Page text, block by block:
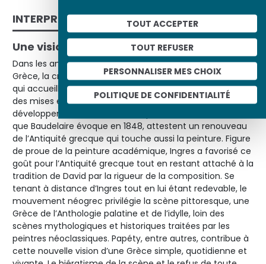
TOUT ACCEPTER
TOUT REFUSER
PERSONNALISER MES CHOIX
POLITIQUE DE CONFIDENTIALITÉ
INTERPRÉTATION
Une vision néopaïenne porteuse d’avenir
Dans les années 1840, la multiplication des voyages en
Grèce, la création de l’École française d’Athènes en 1846,
qui accueille archéologues, artistes et historiens, la vogue
des mises en scène archéologiques au théâtre, le
développement de l’école « néopaïenne » en littérature,
que Baudelaire évoque en 1848, attestent un renouveau
de l’Antiquité grecque qui touche aussi la peinture. Figure
de proue de la peinture académique, Ingres a favorisé ce
goût pour l’Antiquité grecque tout en restant attaché à la
tradition de David par la rigueur de la composition. Se
tenant à distance d’Ingres tout en lui étant redevable, le
mouvement néogrec privilégie la scène pittoresque, une
Grèce de l’Anthologie palatine et de l’idylle, loin des
scènes mythologiques et historiques traitées par les
peintres néoclassiques. Papéty, entre autres, contribue à
cette nouvelle vision d’une Grèce simple, quotidienne et